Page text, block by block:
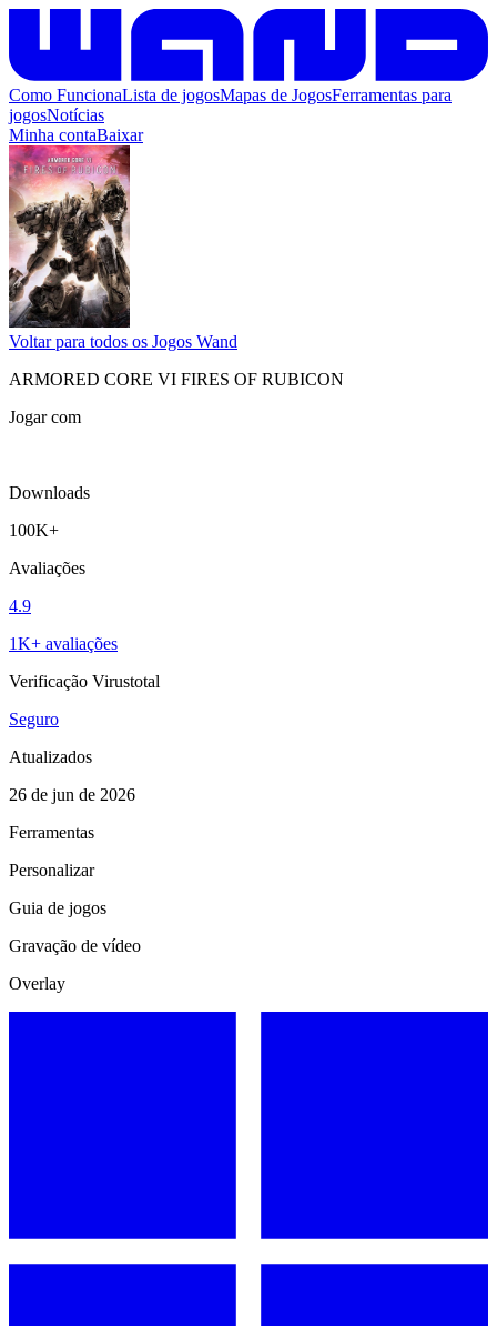
Como FuncionaLista de jogosMapas de JogosFerramentas para
jogosNotícias
Minha contaBaixar
Voltar para todos os Jogos Wand
ARMORED CORE VI FIRES OF RUBICON
Jogar com
Downloads
100K+
Avaliações
4.9
1K+ avaliações
Verificação Virustotal
Seguro
Atualizados
26 de jun de 2026
Ferramentas
Personalizar
Guia de jogos
Gravação de vídeo
Overlay